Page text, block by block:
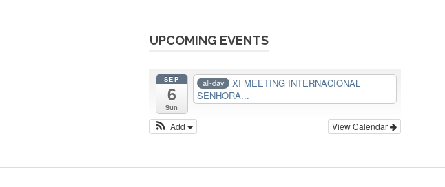
h
v
UPCOMING EVENTS
SEP
6
Sun
all-day
XI MEETING INTERNACIONAL
SENHORA...
View Calendar
Add